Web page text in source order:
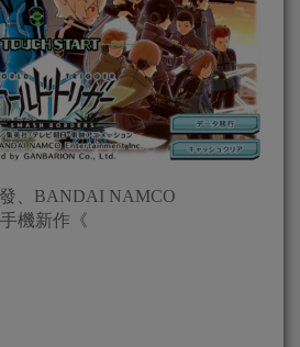
、BANDAI NAMCO
機新作《